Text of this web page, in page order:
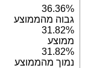
36.36%
גבוה מהממוצע
31.82%
ממוצע
31.82%
נמוך מהממוצע